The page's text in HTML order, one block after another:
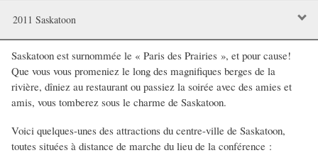
2011 Saskatoon
Saskatoon est surnommée le « Paris des Prairies », et pour cause!
Que vous vous promeniez le long des magnifiques berges de la
rivière, dîniez au restaurant ou passiez la soirée avec des amies et
amis, vous tomberez sous le charme de Saskatoon.
Voici quelques-unes des attractions du centre-ville de Saskatoon,
toutes situées à distance de marche du lieu de la conférence :